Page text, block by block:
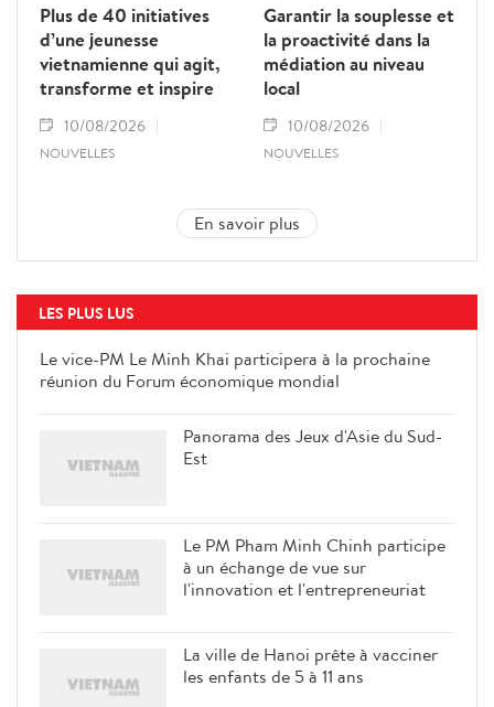
Plus de 40 initiatives
d’une jeunesse
vietnamienne qui agit,
transforme et inspire
10/08/2026
NOUVELLES
Garantir la souplesse et
la proactivité dans la
médiation au niveau
local
10/08/2026
NOUVELLES
En savoir plus
LES PLUS LUS
Le vice-PM Le Minh Khai participera à la prochaine
réunion du Forum économique mondial
Panorama des Jeux d'Asie du Sud-
Est
Le PM Pham Minh Chinh participe
à un échange de vue sur
l'innovation et l'entrepreneuriat
La ville de Hanoi prête à vacciner
les enfants de 5 à 11 ans